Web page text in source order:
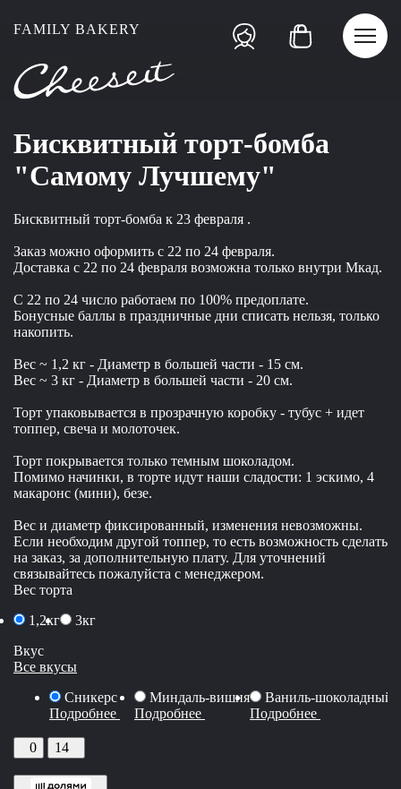
FAMILY BAKERY
Бисквитный торт-бомба
"Самому Лучшему"
Бисквитный торт-бомба к 23 февраля .
Заказ можно оформить с 22 по 24 февраля.
Доставка с 22 по 24 февраля возможна только внутри Мкад.
С 22 по 24 число работаем по 100% предоплате.
Бонусные баллы в праздничные дни списать нельзя, только
накопить.
Вес ~ 1,2 кг - Диаметр в большей части - 15 см.
Вес ~ 3 кг - Диаметр в большей части - 20 см.
Торт упаковывается в прозрачную коробку - тубус + идет
топпер, свеча и молоточек.
Торт покрывается только темным шоколадом.
Помимо начинки, в торте идут наши сладости: 1 эскимо, 4
макаронс (мини), безе.
Вес и диаметр фиксированный, изменения невозможны.
Если необходим другой топпер, то есть возможность сделать
на заказ, за дополнительную плату. Для уточнений
связывайтесь пожалуйста с менеджером.
Вес торта
1,2кг
3кг
Вкус
Все вкусы
Сникерс
Подробнее
Миндаль-вишня
Подробнее
Ваниль-шоколадный
Подробнее
0 14